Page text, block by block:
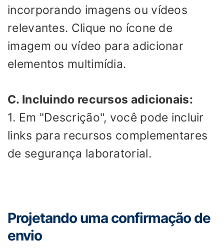
incorporando imagens ou vídeos
relevantes. Clique no ícone de
imagem ou vídeo para adicionar
elementos multimídia.
C. Incluindo recursos adicionais:
1. Em "Descrição", você pode incluir
links para recursos complementares
de segurança laboratorial.
Projetando uma confirmação de
envio